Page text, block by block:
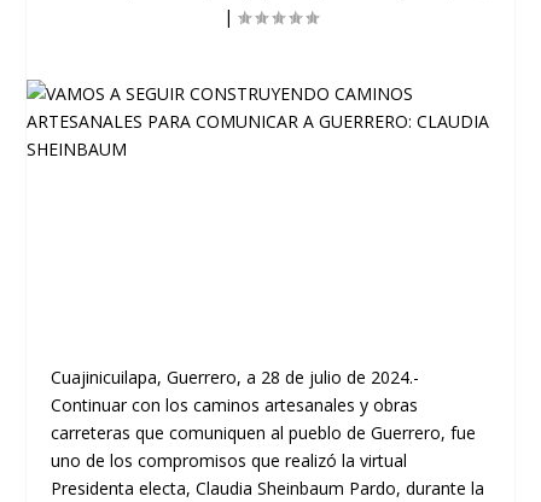
|
Cuajinicuilapa, Guerrero, a 28 de julio de 2024.-
Continuar con los caminos artesanales y obras
carreteras que comuniquen al pueblo de Guerrero, fue
uno de los compromisos que realizó la virtual
Presidenta electa, Claudia Sheinbaum Pardo, durante la